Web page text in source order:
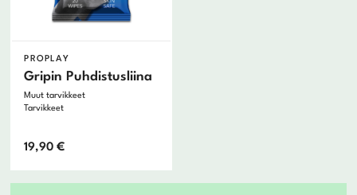
PROPLAY
Gripin Puhdistusliina
Muut tarvikkeet
Tarvikkeet
19,90€